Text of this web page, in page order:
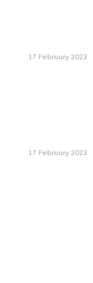
17 February 2023
17 February 2023